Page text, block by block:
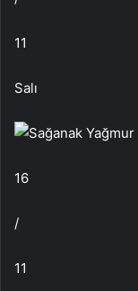
11
Salı
16
/
11